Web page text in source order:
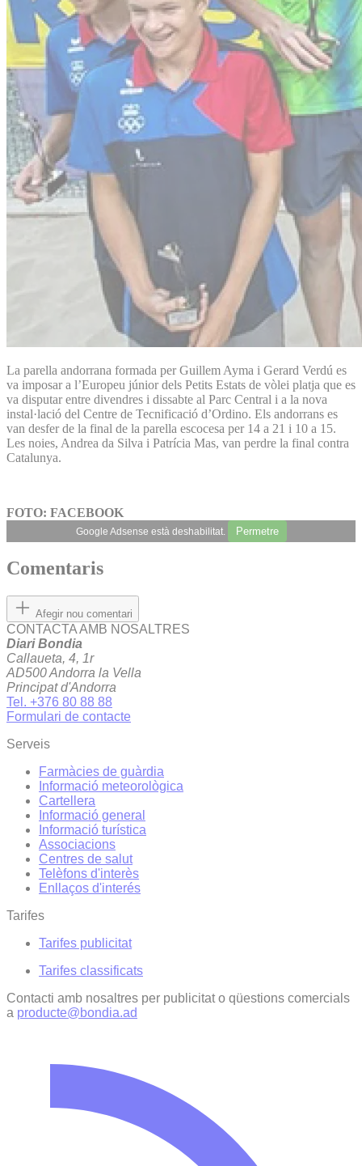
La parella andorrana formada per Guillem Ayma i Gerard Verdú es
va imposar a l’Europeu júnior dels Petits Estats de vòlei platja que es
va disputar entre divendres i dissabte al Parc Central i a la nova
instal·lació del Centre de Tecnificació d’Ordino. Els andorrans es
van desfer de la final de la parella escocesa per 14 a 21 i 10 a 15.
Les noies, Andrea da Silva i Patrícia Mas, van perdre la final contra
Catalunya.
FOTO: FACEBOOK
Google Adsense està deshabilitat. Permetre
Comentaris
Afegir nou comentari
CONTACTA AMB NOSALTRES
Diari Bondia
Callaueta, 4, 1r
AD500 Andorra la Vella
Principat d'Andorra
Tel. +376 80 88 88
Formulari de contacte
Serveis
Farmàcies de guàrdia
Informació meteorològica
Cartellera
Informació general
Informació turística
Associacions
Centres de salut
Telèfons d'interès
Enllaços d'interés
Tarifes
Tarifes publicitat
Tarifes classificats
Contacti amb nosaltres per publicitat o qüestions comercials
a producte@bondia.ad